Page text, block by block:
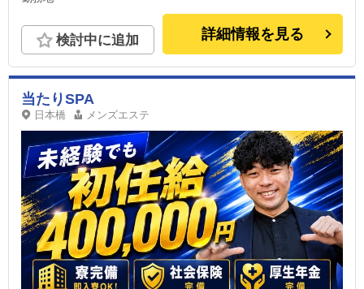
検討中に追加 詳細情報を見る
当たりSPA
日本橋 メンズエステ